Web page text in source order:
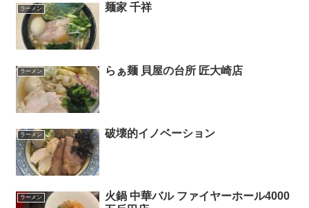
ラーメン 麺家 千祥
ラーメン らぁ麺 貝屋の台所 匠大崎店
ラーメン 破壊的イノベーション
ラーメン
火鍋 中華バル ファイヤーホール4000